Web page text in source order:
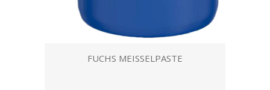
FUCHS MEISSELPASTE